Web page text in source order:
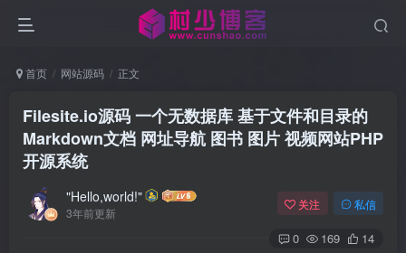
首页 网站源码 正文
Filesite.io源码 一个无数据库 基于文件和目录的
Markdown文档 网址导航 图书 图片 视频网站PHP
开源系统
"Hello,world!"
3年前更新
关注 私信
0 169 14